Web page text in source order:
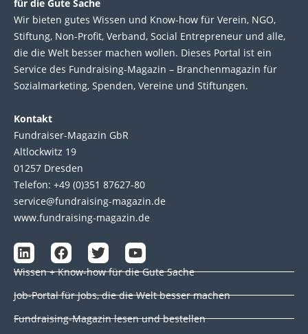
für die Gute Sache
Wir bie­ten gutes Wis­sen und Know-how für Ver­ein, NGO,
Stif­tung, Non-Profit, Ver­band, Social Entre­pre­neur und alle,
die die Welt bes­ser machen wol­len. Die­ses Por­tal ist ein
Service des Fund­raising-Magazin – Bran­chen­magazin für
Sozial­marke­ting, Spen­den, Ver­eine und Stif­tun­gen.
Kontakt
Fundraiser-Magazin GbR
Altlockwitz 19
01257 Dresden
Telefon: +49 (0)351 87627-80
service@fundraising-magazin.de
www.fundraising-magazin.de
L
i
n
k
e
d
F
a
c
e
b
o
T
w
i
t
e
Y
o
u
t
u
b
Wissen + Know-how für die Gute Sache
Job-Portal für Jobs, die die Welt besser machen
Fundraising-Magazin lesen und bestellen